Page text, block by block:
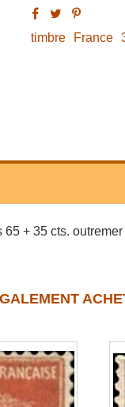
timbre France
+ 35 cts. outremer